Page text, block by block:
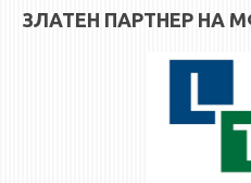
ЗЛАТЕН ПАРТНЕР НА